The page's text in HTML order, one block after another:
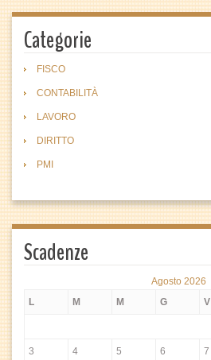
Categorie
FISCO
CONTABILITÀ
LAVORO
DIRITTO
PMI
Scadenze
Agosto 2026
L
M M G V
3 4 5 6 7